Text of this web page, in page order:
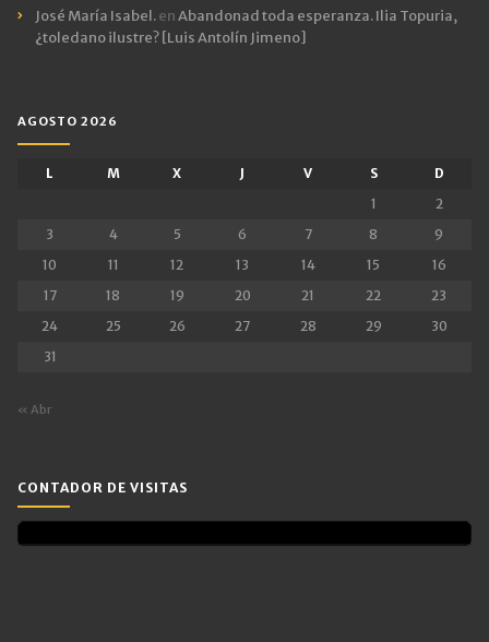
José María Isabel.enAbandonad toda esperanza. Ilia Topuria,
¿toledano ilustre? [Luis Antolín Jimeno]
AGOSTO 2026
L M X J V S
D
1
2
3
4 5 6 7 8
9
10
11 12 13 14 15
16
17
18 19 20 21 22
23
24
25 26 27 28 29
30
31
« Abr
CONTADOR DE VISITAS